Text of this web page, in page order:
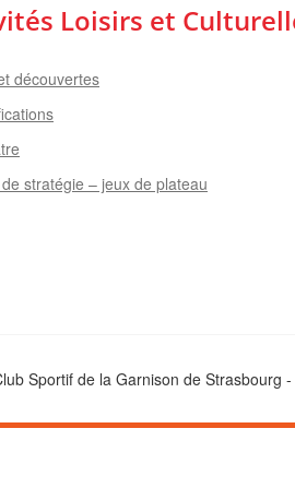
Loisirs et
découvertes
stratégie – jeux de plateau
Sportif de la Garnison de Strasbourg -